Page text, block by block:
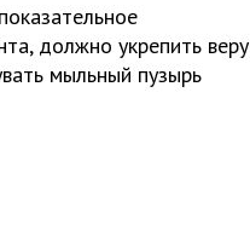
должно укрепить веру
мыльный пузырь